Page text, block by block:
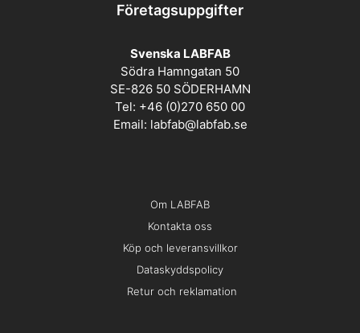
Företagsuppgifter
Svenska LABFAB
Södra Hamngatan 50
SE-826 50 SÖDERHAMN
Tel: +46 (0)270 650 00
Email: labfab@labfab.se
Om LABFAB
Kontakta oss
Köp och leveransvillkor
Dataskyddspolicy
Retur och reklamation